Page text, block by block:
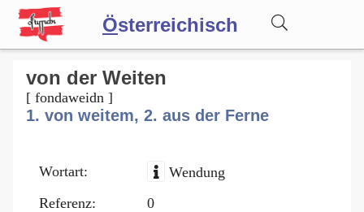
Österreichisch
Wörterbuch
Forum
Blog
von der Weiten
[ fondaweidn ]
1. von weitem, 2. aus der Ferne
Wortart:
Wendung
Referenz:
0